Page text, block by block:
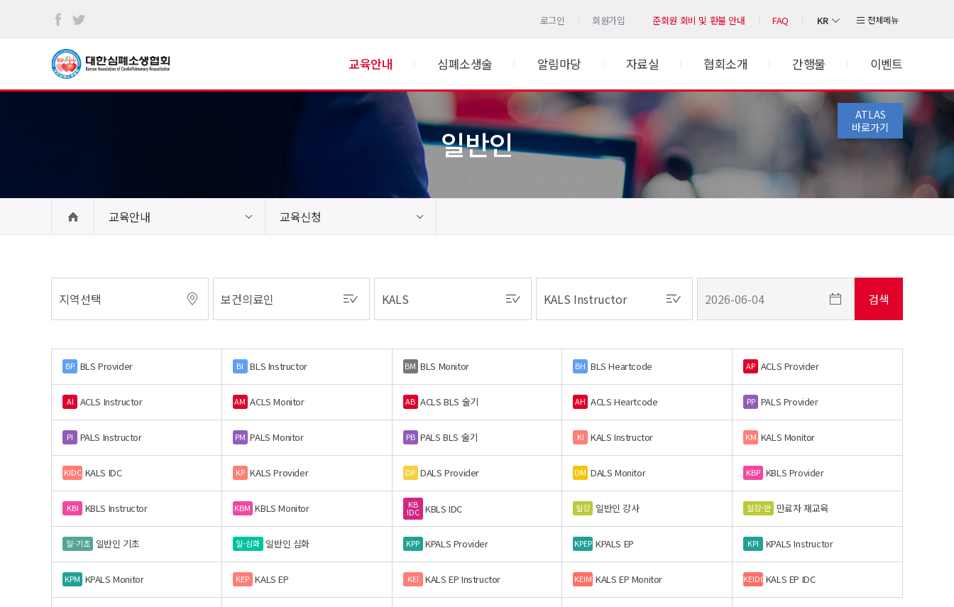
로그인 회원가입 준회원 회비 및 환불 안내 FAQ KR 전체메뉴
교육안내 심폐소생술 알림마당 자료실 협회소개 간행물 이벤트
ATLAS
바로가기
일반인
교육안내 교육신청
BP BLS Provider BI BLS Instructor BM BLS Monitor BH BLS Heartcode AP ACLS Provider
AI ACLS Instructor AM ACLS Monitor AB ACLS BLS 술기 AH ACLS Heartcode PP PALS Provider
PI PALS Instructor PM PALS Monitor PB PALS BLS 술기 KI KALS Instructor KM KALS Monitor
KIDC KALS IDC KP KALS Provider DP DALS Provider DM DALS Monitor KBP KBLS Provider
KBI KBLS Instructor KBM KBLS Monitor KB
IDC KBLS IDC 일강 일반인 강사 일강-만 만료자 재교육
일-기초 일반인 기초 일-심화 일반인 심화 KPP KPALS Provider KPEP KPALS EP KPI KPALS Instructor
KPM KPALS Monitor KEP KALS EP KEI KALS EP Instructor KEIM KALS EP Monitor KEIDC KALS EP IDC